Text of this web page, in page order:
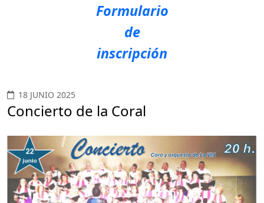
Formulario
de
inscripción
18 JUNIO 2025
Concierto de la Coral